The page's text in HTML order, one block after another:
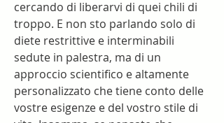
cercando di liberarvi di quei chili di
troppo. E non sto parlando solo di
diete restrittive e interminabili
sedute in palestra, ma di un
approccio scientifico e altamente
personalizzato che tiene conto delle
vostre esigenze e del vostro stile di